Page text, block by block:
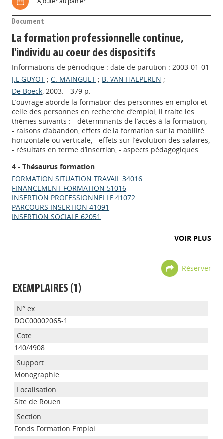
Document
La formation professionnelle continue,
l'individu au coeur des dispositifs
Informations de périodique : date de parution : 2003-01-01
J.L GUYOT ;C. MAINGUET ; B. VAN HAEPEREN ;
De Boeck, 2003. - 379 p.
L’ouvrage aborde la formation des personnes en emploi et
celle des personnes en recherche d’emploi, il traite les
thèmes suivants : - déterminants de l’accès à la formation,
- raisons d’abandon, effets de la formation sur la mobilité
horizontale ou verticale, - effets sur l’évolution des salaires,
- résultats en terme d’insertion, - aspects pédagogiques.
4 - Thésaurus formation
FORMATION SITUATION TRAVAIL 34016
FINANCEMENT FORMATION 51016
INSERTION PROFESSIONNELLE 41072
PARCOURS INSERTION 41091
INSERTION SOCIALE 62051
VOIR PLUS
Réserver
EXEMPLAIRES (1)
DOC00002065-1
140/4908
Monographie
Site de Rouen
Fonds Formation Emploi
Appels à projets